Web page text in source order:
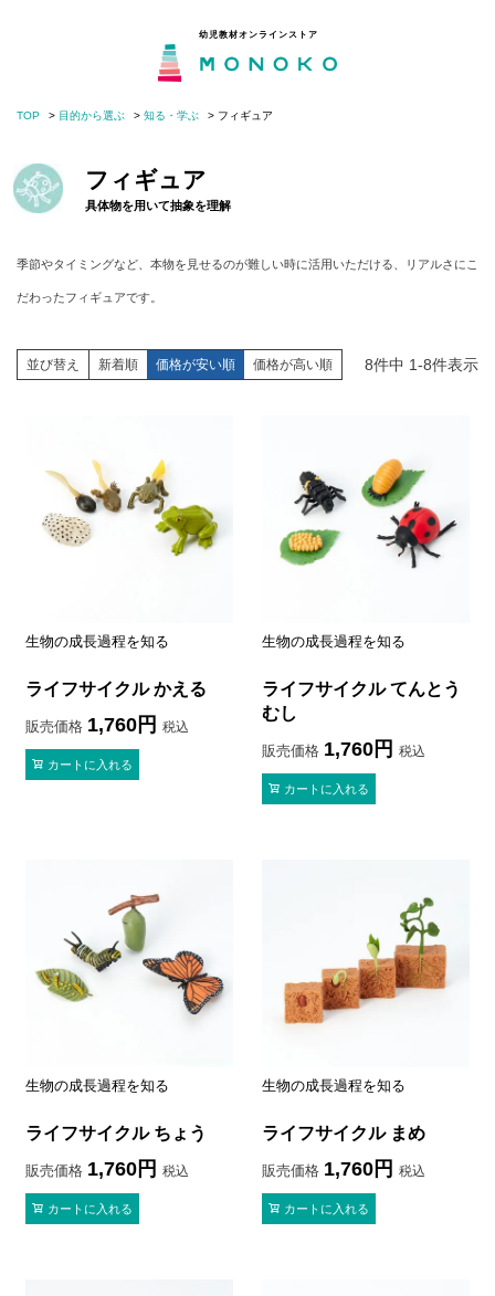
幼児教材オンラインストア
TOP 目的から選ぶ 知る・学ぶ フィギュア
フィギュア
具体物を用いて抽象を理解
季節やタイミングなど、本物を見せるのが難しい時に活用いただける、リアルさにこ
だわったフィギュアです。
並び替え 新着順 価格が安い順 価格が高い順 8件中 1-8件表示
生物の成長過程を知る
ライフサイクル かえる
販売価格 1,760 税込
カートに入れる
生物の成長過程を知る
ライフサイクル てんとう
むし
販売価格 1,760 税込
カートに入れる
生物の成長過程を知る
ライフサイクル ちょう
販売価格 1,760 税込
カートに入れる
生物の成長過程を知る
ライフサイクル まめ
販売価格 1,760 税込
カートに入れる
MONOKOとは
目的から選ぶ
年齢から選ぶ
知育・子育てコラム
個人情報の取扱いについて お問い合わせ
閉じる